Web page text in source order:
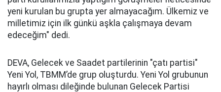
yeni kurulan bu grupta yer almayacağım. Ülkemiz ve
milletimiz için ilk günkü aşkla çalışmaya devam
edeceğim" dedi.
DEVA, Gelecek ve Saadet partilerinin "çatı partisi"
Yeni Yol, TBMM’de grup oluşturdu. Yeni Yol grubunun
hayırlı olması dileğinde bulunan Gelecek Partisi